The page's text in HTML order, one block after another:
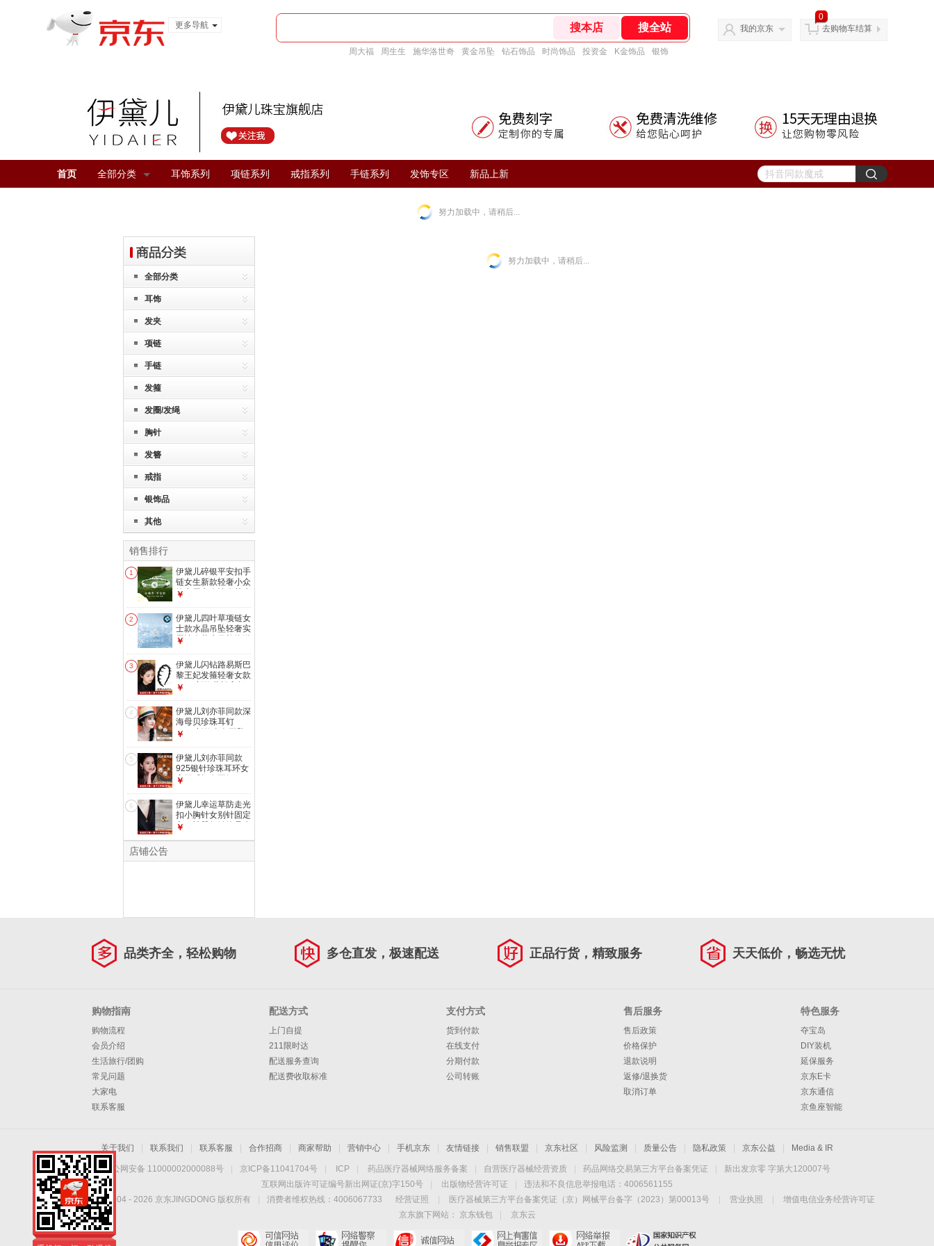
更多导航
周大福 周生生 施华洛世奇 黄金吊坠 钻石饰品 时尚饰品 投资金 K金饰品 银饰
我的京东
0
去购物车结算
首页 全部分类 耳饰系列 项链系列 戒指系列 手链系列 发饰专区 新品上新
努力加载中，请稍后...
全部分类
耳饰
发夹
项链
手链
发箍
发圈/发绳
胸针
发簪
戒指
银饰品
其他
销售排行
1
伊黛儿碎银平安扣手
链女生新款轻奢小众
饰实用七夕情人节生
S2013小确幸手链
【礼盒+贺卡】
￥
2
伊黛儿四叶草项链女
士款水晶吊坠轻奢实
用情人节生日礼物送
心四叶草项链【礼盒
+贺卡】
￥
3
伊黛儿闪钻路易斯巴
黎王妃发箍轻奢女款
2026新款蓬松高颅
F3249巴黎王妃发箍
￥
4
伊黛儿刘亦菲同款深
海母贝珍珠耳钉
2026新款金色耳坠
E4152贝母耳钉款
￥
5
伊黛儿刘亦菲同款
925银针珍珠耳环女
高级感轻奢耳钉
物 925银针贝珠耳环
E4295
￥
6
伊黛儿幸运草防走光
扣小胸针女别针固定
衣服神器领针饰品生
￥
店铺公告
努力加载中，请稍后...
品类齐全，轻松购物 多仓直发，极速配送 正品行货，精致服务 天天低价，畅选无忧
购物指南
购物流程
会员介绍
生活旅行/团购
常见问题
大家电
联系客服
配送方式
上门自提
211限时达
配送服务查询
配送费收取标准
支付方式
货到付款
在线支付
分期付款
公司转账
售后服务
售后政策
价格保护
退款说明
返修/退换货
取消订单
特色服务
夺宝岛
DIY装机
延保服务
京东E卡
京东通信
京鱼座智能
关于我们 联系我们 联系客服 合作招商 商家帮助 营销中心 手机京东 友情链接 销售联盟 京东社区 风险监测 质量公告 隐私政策 京东公益 Media & IR
京公网安备 11000002000088号 京ICP备11041704号 ICP 药品医疗器械网络服务备案 自营医疗器械经营资质 药品网络交易第三方平台备案凭证
新出发京零 字第大120007号
互联网出版许可证编号新出网证(京)字150号
出版物经营许可证
违法和不良信息举报电话：4006561155
Copyright © 2004 - 2026 京东JINGDONG 版权所有 消费者维权热线：4006067733 经营证照 医疗器械第三方平台备案凭证（京）网械平台备字（2023）第00013号 营业执照
增值电信业务经营许可证
京东旗下网站：
京东钱包
京东云
手机扫一扫，劲爆优
惠触手可得！